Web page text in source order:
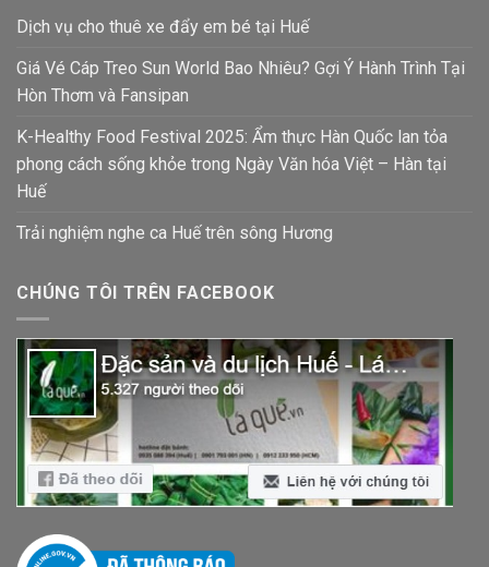
Dịch vụ cho thuê xe đẩy em bé tại Huế
Giá Vé Cáp Treo Sun World Bao Nhiêu? Gợi Ý Hành Trình Tại
Hòn Thơm và Fansipan
K-Healthy Food Festival 2025: Ẩm thực Hàn Quốc lan tỏa
phong cách sống khỏe trong Ngày Văn hóa Việt – Hàn tại
Huế
Trải nghiệm nghe ca Huế trên sông Hương
CHÚNG TÔI TRÊN FACEBOOK